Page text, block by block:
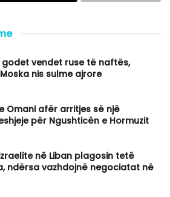
godet vendet ruse të naftës,
nis sulme ajrore
Omani afër arritjes së një
për Ngushticën e Hormuzit
në Liban plagosin tetë
ndërsa vazhdojnë negociatat në